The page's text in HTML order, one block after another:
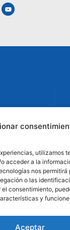
utilizamos
acceder a la
nos permitirá
o las
consentimiento,
y
Aceptar